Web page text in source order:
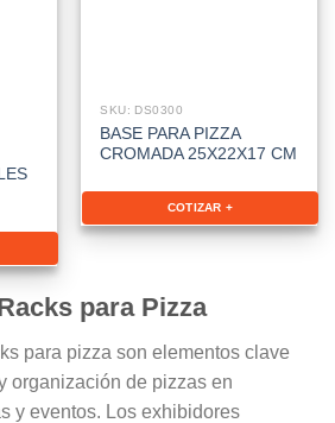
SKU: DS0300
BASE PARA PIZZA
CROMADA 25X22X17 CM
COTIZAR +
para Pizza
para pizza son elementos clave
organización de pizzas en
y eventos. Los exhibidores